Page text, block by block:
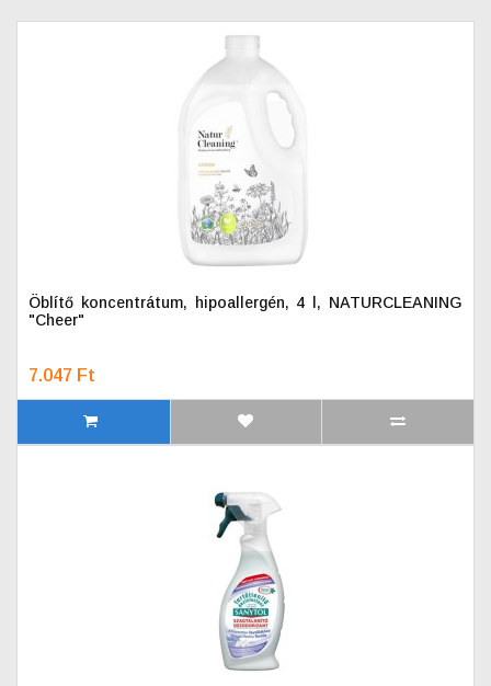
Öblítő koncentrátum, hipoallergén, 4 l, NATURCLEANING
"Cheer"
7.047 Ft